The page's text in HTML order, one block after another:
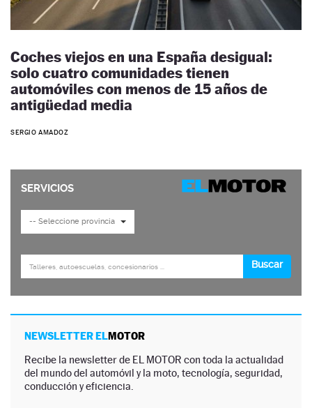
Coches viejos en una España desigual:
solo cuatro comunidades tienen
automóviles con menos de 15 años de
antigüedad media
SERGIO AMADOZ
NEWSLETTER ELMOTOR
Recibe la newsletter de EL MOTOR con toda la actualidad
del mundo del automóvil y la moto, tecnología, seguridad,
conducción y eficiencia.